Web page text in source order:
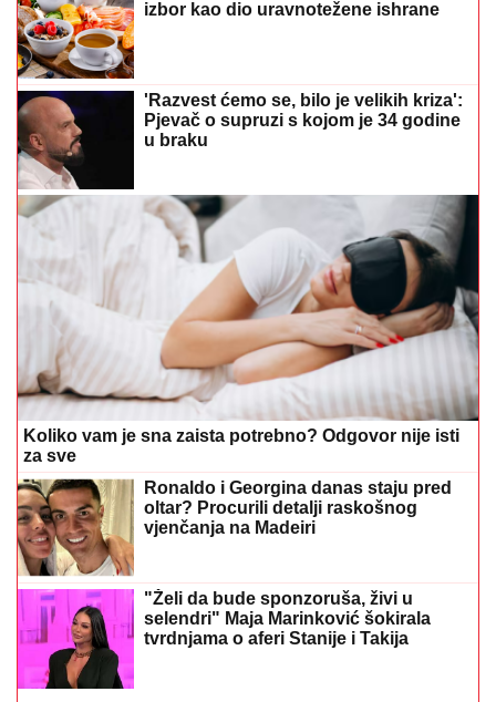
izbor kao dio uravnotežene ishrane
'Razvest ćemo se, bilo je velikih kriza':
Pjevač o supruzi s kojom je 34 godine
u braku
Koliko vam je sna zaista potrebno? Odgovor nije isti
za sve
Ronaldo i Georgina danas staju pred
oltar? Procurili detalji raskošnog
vjenčanja na Madeiri
"Želi da bude sponzoruša, živi u
selendri" Maja Marinković šokirala
tvrdnjama o aferi Stanije i Takija